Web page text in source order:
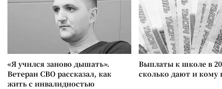
«Я учился заново дышать».
Ветеран СВО рассказал, как
жить с инвалидностью
Выплаты к школе в
сколько дают и